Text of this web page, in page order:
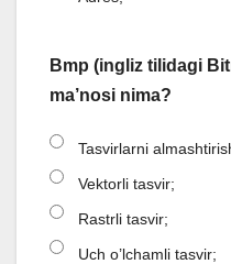
Bmp (ingliz tilidagi
ma’nosi nima?
Tasvirlarni
Vektorli tasvir;
Rastrli tasvir;
Uch o’lchamli tasvir;